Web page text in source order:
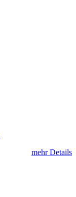
mehr Details